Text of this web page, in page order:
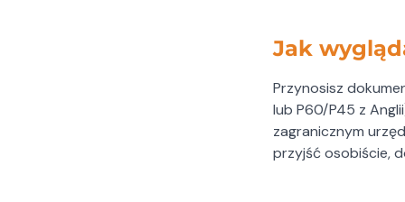
Jak
Przynosisz
lub P60/P45 z
zagranicznym
przyjść osobiście,